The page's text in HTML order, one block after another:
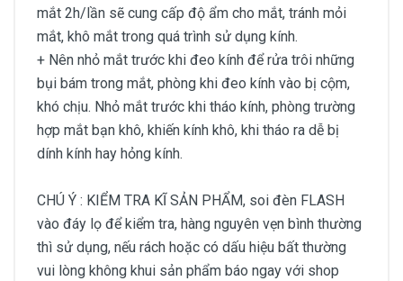
mắt 2h/lần sẽ cung cấp độ ẩm cho mắt, tránh mỏi
mắt, khô mắt trong quá trình sử dụng kính.
+ Nên nhỏ mắt trước khi đeo kính để rửa trôi những
bụi bám trong mắt, phòng khi đeo kính vào bị cộm,
khó chịu. Nhỏ mắt trước khi tháo kính, phòng trường
hợp mắt bạn khô, khiến kính khô, khi tháo ra dễ bị
dính kính hay hỏng kính.
CHÚ Ý : KIỂM TRA KĨ SẢN PHẨM, soi đèn FLASH
vào đáy lọ để kiểm tra, hàng nguyên vẹn bình thường
thì sử dụng, nếu rách hoặc có dấu hiệu bất thường
vui lòng không khui sản phẩm báo ngay với shop